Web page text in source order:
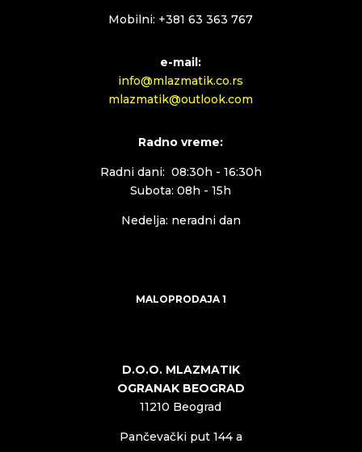
Mobilni: +381 63 363 767
e-mail:
info@mlazmatik.co.rs
mlazmatik@outlook.com
Radno vreme:
Radni dani: 08:30h - 16:30h
Subota: 08h - 15h
Nedelja: neradni dan
MALOPRODAJA 1
D.O.O. MLAZMATIK
OGRANAK BEOGRAD
11210 Beograd
Pančevački put 144 a